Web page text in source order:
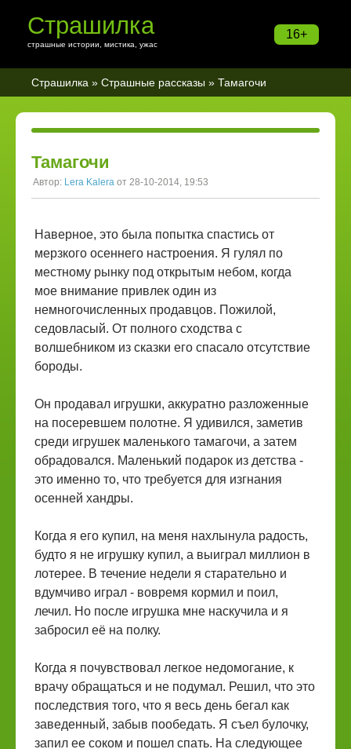
16+
Страшилка
страшные истории, мистика, ужас
Страшилка » Страшные рассказы » Тамагочи
Тамагочи
Автор: Lera Kalera от 28-10-2014, 19:53
Наверное, это была попытка спастись от
мерзкого осеннего настроения. Я гулял по
местному рынку под открытым небом, когда
мое внимание привлек один из
немногочисленных продавцов. Пожилой,
седовласый. От полного сходства с
волшебником из сказки его спасало отсутствие
бороды.
Он продавал игрушки, аккуратно разложенные
на посеревшем полотне. Я удивился, заметив
среди игрушек маленького тамагочи, а затем
обрадовался. Маленький подарок из детства -
это именно то, что требуется для изгнания
осенней хандры.
Когда я его купил, на меня нахлынула радость,
будто я не игрушку купил, а выиграл миллион в
лотерее. В течение недели я старательно и
вдумчиво играл - вовремя кормил и поил,
лечил. Но после игрушка мне наскучила и я
забросил её на полку.
Когда я почувствовал легкое недомогание, к
врачу обращаться и не подумал. Решил, что это
последствия того, что я весь день бегал как
заведенный, забыв пообедать. Я съел булочку,
запил ее соком и пошел спать. На следующее